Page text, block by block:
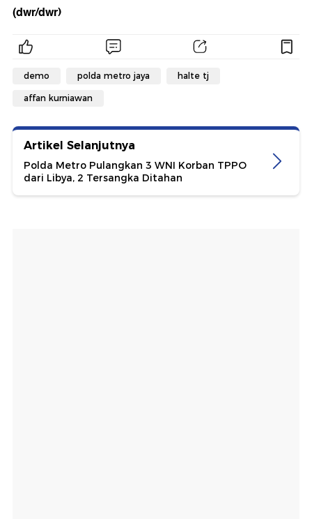
(dwr/dwr)
demo polda metro jaya halte tj
affan kurniawan
Artikel Selanjutnya
Polda Metro Pulangkan 3 WNI Korban TPPO
dari Libya, 2 Tersangka Ditahan